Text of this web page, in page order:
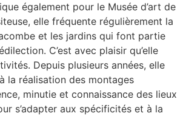
également pour le Musée d’art de
elle fréquente régulièrement la
et les jardins qui font partie
C’est avec plaisir qu’elle
Depuis plusieurs années, elle
la réalisation des montages
minutie et connaissance des lieux
s’adapter aux spécificités et à la